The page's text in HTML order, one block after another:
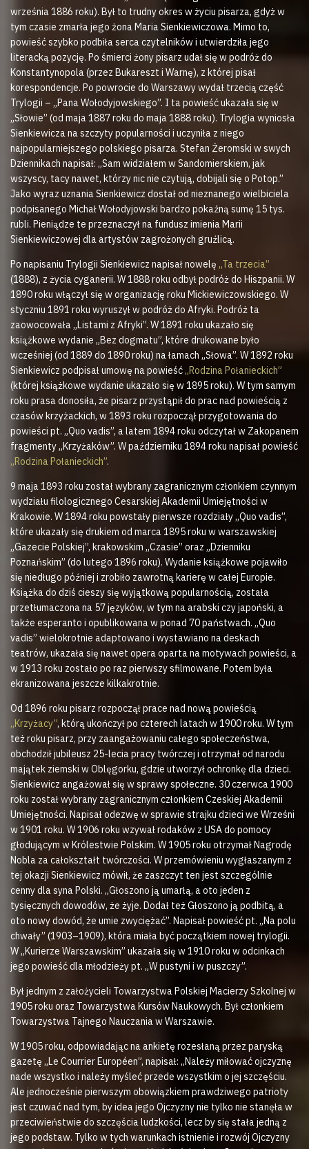
września 1886 roku). Był to trudny okres w życiu pisarza, gdyż w
tym czasie zmarła jego żona Maria Sienkiewiczowa. Mimo to,
powieść szybko podbiła serca czytelników i utwierdziła jego
literacką pozycję. Po śmierci żony pisarz udał się w podróż do
Konstantynopola (przez Bukareszt i Warnę), z której pisał
korespondencje. Po powrocie do Warszawy wydał trzecią część
Trylogii – „Pana Wołodyjowskiego”. I ta powieść ukazała się w
„Słowie” (od maja 1887 roku do maja 1888 roku). Trylogia wyniosła
Sienkiewicza na szczyty popularności i uczyniła z niego
najpopularniejszego polskiego pisarza. Stefan Żeromski w swych
Dziennikach napisał: „Sam widziałem w Sandomierskiem, jak
wszyscy, tacy nawet, którzy nic nie czytują, dobijali się o Potop.”
Jako wyraz uznania Sienkiewicz dostał od nieznanego wielbiciela
podpisanego Michał Wołodyjowski bardzo pokaźną sumę 15 tys.
rubli. Pieniądze te przeznaczył na fundusz imienia Marii
Sienkiewiczowej dla artystów zagrożonych gruźlicą.
Po napisaniu Trylogii Sienkiewicz napisał nowelę „Ta trzecia”
(1888), z życia cyganerii. W 1888 roku odbył podróż do Hiszpanii. W
1890 roku włączył się w organizację roku Mickiewiczowskiego. W
styczniu 1891 roku wyruszył w podróż do Afryki. Podróż ta
zaowocowała „Listami z Afryki”. W 1891 roku ukazało się
książkowe wydanie „Bez dogmatu”, które drukowane było
wcześniej (od 1889 do 1890 roku) na łamach „Słowa”. W 1892 roku
Sienkiewicz podpisał umowę na powieść „Rodzina Połanieckich”
(której książkowe wydanie ukazało się w 1895 roku). W tym samym
roku prasa donosiła, że pisarz przystąpił do prac nad powieścią z
czasów krzyżackich, w 1893 roku rozpoczął przygotowania do
powieści pt. „Quo vadis”, a latem 1894 roku odczytał w Zakopanem
fragmenty „Krzyżaków”. W październiku 1894 roku napisał powieść
„Rodzina Połanieckich”.
9 maja 1893 roku został wybrany zagranicznym członkiem czynnym
wydziału filologicznego Cesarskiej Akademii Umiejętności w
Krakowie. W 1894 roku powstały pierwsze rozdziały „Quo vadis”,
które ukazały się drukiem od marca 1895 roku w warszawskiej
„Gazecie Polskiej”, krakowskim „Czasie” oraz „Dzienniku
Poznańskim” (do lutego 1896 roku). Wydanie książkowe pojawiło
się niedługo później i zrobiło zawrotną karierę w całej Europie.
Książka do dziś cieszy się wyjątkową popularnością, została
przetłumaczona na 57 języków, w tym na arabski czy japoński, a
także esperanto i opublikowana w ponad 70 państwach. „Quo
vadis” wielokrotnie adaptowano i wystawiano na deskach
teatrów, ukazała się nawet opera oparta na motywach powieści, a
w 1913 roku zostało po raz pierwszy sfilmowane. Potem była
ekranizowana jeszcze kilkakrotnie.
Od 1896 roku pisarz rozpoczął prace nad nową powieścią
„Krzyżacy”, którą ukończył po czterech latach w 1900 roku. W tym
też roku pisarz, przy zaangażowaniu całego społeczeństwa,
obchodził jubileusz 25-lecia pracy twórczej i otrzymał od narodu
majątek ziemski w Oblęgorku, gdzie utworzył ochronkę dla dzieci.
Sienkiewicz angażował się w sprawy społeczne. 30 czerwca 1900
roku został wybrany zagranicznym członkiem Czeskiej Akademii
Umiejętności. Napisał odezwę w sprawie strajku dzieci we Wrześni
w 1901 roku. W 1906 roku wzywał rodaków z USA do pomocy
głodującym w Królestwie Polskim. W 1905 roku otrzymał Nagrodę
Nobla za całokształt twórczości. W przemówieniu wygłaszanym z
tej okazji Sienkiewicz mówił, że zaszczyt ten jest szczególnie
cenny dla syna Polski. „Głoszono ją umarłą, a oto jeden z
tysięcznych dowodów, że żyje. Dodał też Głoszono ją podbitą, a
oto nowy dowód, że umie zwyciężać”. Napisał powieść pt. „Na polu
chwały” (1903–1909), która miała być początkiem nowej trylogii.
W „Kurierze Warszawskim” ukazała się w 1910 roku w odcinkach
jego powieść dla młodzieży pt. „W pustyni i w puszczy”.
Był jednym z założycieli Towarzystwa Polskiej Macierzy Szkolnej w
1905 roku oraz Towarzystwa Kursów Naukowych. Był członkiem
Towarzystwa Tajnego Nauczania w Warszawie.
W 1905 roku, odpowiadając na ankietę rozesłaną przez paryską
gazetę „Le Courrier Européen”, napisał: „Należy miłować ojczyznę
nade wszystko i należy myśleć przede wszystkim o jej szczęściu.
Ale jednocześnie pierwszym obowiązkiem prawdziwego patrioty
jest czuwać nad tym, by idea jego Ojczyzny nie tylko nie stanęła w
przeciwieństwie do szczęścia ludzkości, lecz by się stała jedną z
jego podstaw. Tylko w tych warunkach istnienie i rozwój Ojczyzny